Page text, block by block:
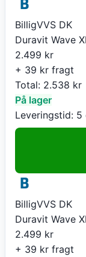
BilligVVS DK
Duravit Wave
2.499 kr
+ 39 kr fragt
Total: 2.538 kr
På lager
Leveringstid: 5
BilligVVS DK
Duravit Wave
2.499 kr
+ 39 kr fragt